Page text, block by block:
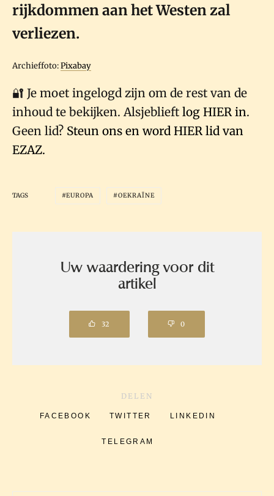
rijkdommen aan het Westen zal
verliezen.
Archieffoto:Pixabay
🔐 Je moet ingelogd zijn om de rest van de
inhoud te bekijken. Alsjeblieft log HIER in.
Geen lid? Steun ons en word HIER lid van
EZAZ.
TAGS EUROPA OEKRAÏNE
Uw waardering voor dit
artikel
32 0
DELEN
FACEBOOK TWITTER LINKEDIN
TELEGRAM